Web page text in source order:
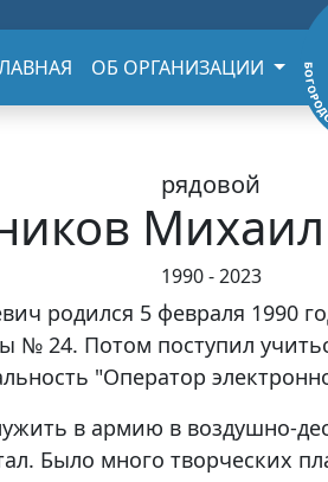
ОБ ОРГАНИЗАЦИИ
рядовой
1990 - 2023
родился 5 февраля 1990
№ 24. Потом поступил
"Оператор
в армию в воздушно-
Было много творческих